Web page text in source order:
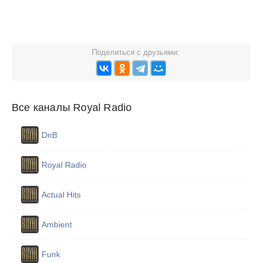
Поделиться с друзьями:
Все каналы Royal Radio
DnB
Royal Radio
Actual Hits
Ambient
Funk